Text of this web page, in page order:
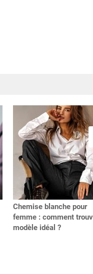
Chemise blanche pour
femme : comment
modèle idéal ?